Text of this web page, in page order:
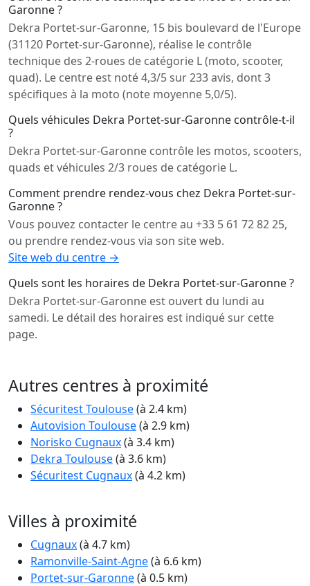
Garonne ?
Dekra Portet-sur-Garonne, 15 bis boulevard de l'Europe
(31120 Portet-sur-Garonne), réalise le contrôle
technique des 2-roues de catégorie L (moto, scooter,
quad). Le centre est noté 4,3/5 sur 233 avis, dont 3
spécifiques à la moto (note moyenne 5,0/5).
Quels véhicules Dekra Portet-sur-Garonne contrôle-t-il
?
Dekra Portet-sur-Garonne contrôle les motos, scooters,
quads et véhicules 2/3 roues de catégorie L.
Comment prendre rendez-vous chez Dekra Portet-sur-
Garonne ?
Vous pouvez contacter le centre au +33 5 61 72 82 25,
ou prendre rendez-vous via son site web.
Site web du centre →
Quels sont les horaires de Dekra Portet-sur-Garonne ?
Dekra Portet-sur-Garonne est ouvert du lundi au
samedi. Le détail des horaires est indiqué sur cette
page.
Autres centres à proximité
Sécuritest Toulouse(à 2.4 km)
Autovision Toulouse(à 2.9 km)
Norisko Cugnaux(à 3.4 km)
Dekra Toulouse(à 3.6 km)
Sécuritest Cugnaux(à 4.2 km)
Villes à proximité
Cugnaux(à 4.7 km)
Ramonville-Saint-Agne(à 6.6 km)
Portet-sur-Garonne(à 0.5 km)